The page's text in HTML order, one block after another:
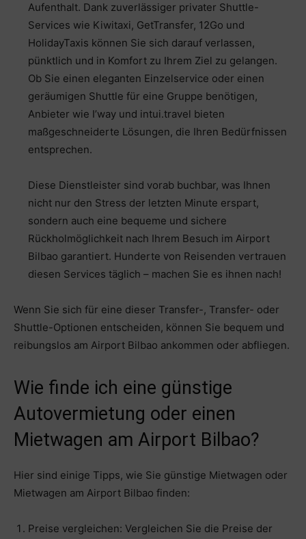
Aufenthalt. Dank zuverlässiger privater Shuttle-
Services wie Kiwitaxi, GetTransfer, 12Go und
HolidayTaxis können Sie sich darauf verlassen,
pünktlich und in Komfort zu Ihrem Ziel zu gelangen.
Ob Sie einen eleganten Einzelservice oder einen
geräumigen Shuttle für eine Gruppe benötigen,
Anbieter wie I’way und intui.travel bieten
maßgeschneiderte Lösungen, die Ihren Bedürfnissen
entsprechen.
Diese Dienstleister sind vorab buchbar, was Ihnen
nicht nur den Stress der letzten Minute erspart,
sondern auch eine bequeme und sichere
Rückholmöglichkeit nach Ihrem Besuch im Airport
Bilbao garantiert. Hunderte von Reisenden vertrauen
diesen Services täglich – machen Sie es ihnen nach!
Wenn Sie sich für eine dieser Transfer-, Transfer- oder
Shuttle-Optionen entscheiden, können Sie bequem und
reibungslos am Airport Bilbao ankommen oder abfliegen.
Wie finde ich eine günstige
Autovermietung oder einen
Mietwagen am Airport Bilbao?
Hier sind einige Tipps, wie Sie günstige Mietwagen oder
Mietwagen am Airport Bilbao finden:
Preise vergleichen: Vergleichen Sie die Preise der